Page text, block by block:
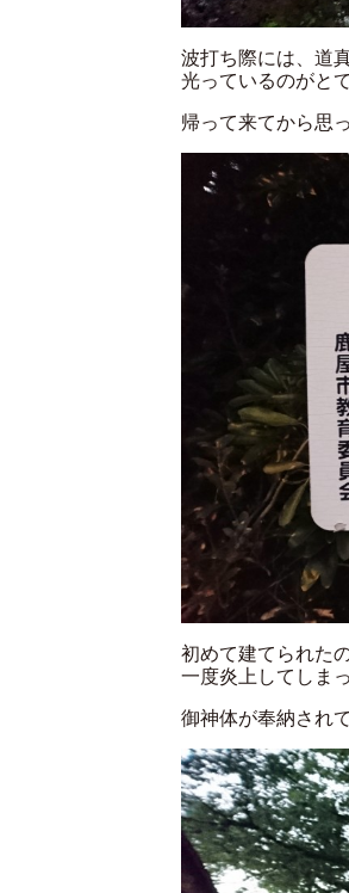
波打ち際には、道
光っているのがと
帰って来てから思
初めて建てられた
一度炎上してしま
御神体が奉納され